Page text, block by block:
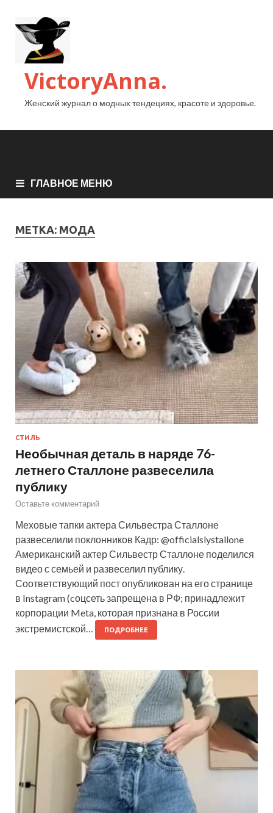
VictoryAnna.
Женский журнал о модных тендециях, красоте и здоровье.
ГЛАВНОЕ МЕНЮ
МЕТКА: МОДА
СТИЛЬ
Необычная деталь в наряде 76-
летнего Сталлоне развеселила
публику
Оставьте комментарий
Меховые тапки актера Сильвестра Сталлоне
развеселили поклонников Кадр: @officialslystallone
Американский актер Сильвестр Сталлоне поделился
видео с семьей и развеселил публику.
Соответствующий пост опубликован на его странице
в Instagram (cоцсеть запрещена в РФ; принадлежит
корпорации Meta, которая признана в России
экстремистской…
ПОДРОБНЕЕ